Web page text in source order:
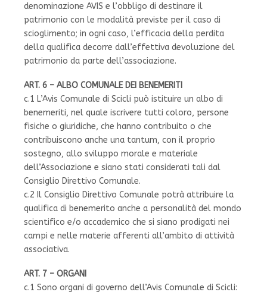
denominazione AVIS e l’obbligo di destinare il
patrimonio con le modalità previste per il caso di
scioglimento; in ogni caso, l’efficacia della perdita
della qualifica decorre dall’effettiva devoluzione del
patrimonio da parte dell’associazione.
ART. 6 – ALBO COMUNALE DEI BENEMERITI
c.1 L’Avis Comunale di Scicli può istituire un albo di
benemeriti, nel quale iscrivere tutti coloro, persone
fisiche o giuridiche, che hanno contribuito o che
contribuiscono anche una tantum, con il proprio
sostegno, allo sviluppo morale e materiale
dell’Associazione e siano stati considerati tali dal
Consiglio Direttivo Comunale.
c.2 Il Consiglio Direttivo Comunale potrà attribuire la
qualifica di benemerito anche a personalità del mondo
scientifico e/o accademico che si siano prodigati nei
campi e nelle materie afferenti all’ambito di attività
associativa.
ART. 7 – ORGANI
c.1 Sono organi di governo dell’Avis Comunale di Scicli: